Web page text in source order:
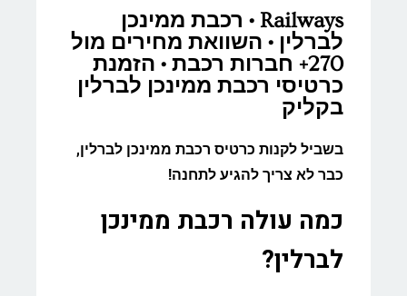
Railways • רכבת ממינכן
לברלין • השוואת מחירים מול
270+ חברות רכבת • הזמנת
כרטיסי רכבת ממינכן לברלין
בקליק
בשביל לקנות כרטיס רכבת ממינכן לברלין,
כבר לא צריך להגיע לתחנה!
כמה עולה רכבת ממינכן
לברלין?